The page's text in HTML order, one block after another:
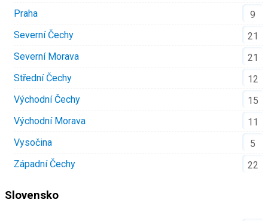
Praha
9
Severní Čechy
21
Severní Morava
21
Střední Čechy
12
Východní Čechy
15
Východní Morava
11
Vysočina
5
Západní Čechy
22
Slovensko